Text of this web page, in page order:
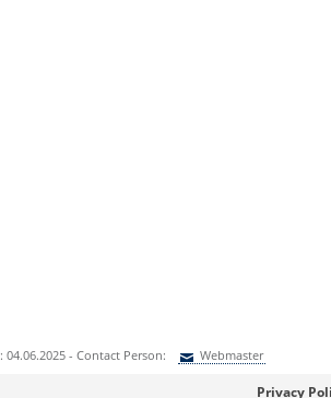
- Contact Person: Webmaster
Privacy